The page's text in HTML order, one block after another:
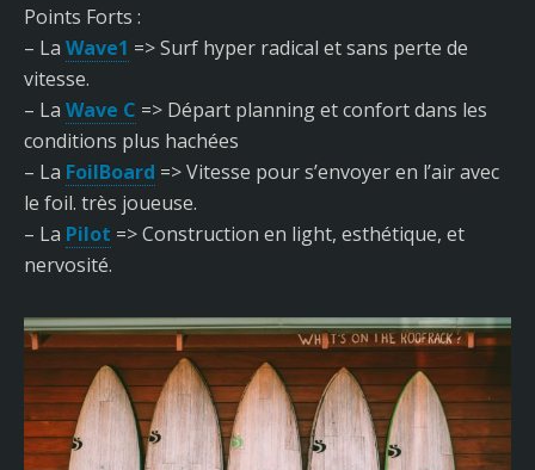
Points Forts :
– La Wave1 => Surf hyper radical et sans perte de
vitesse.
– La Wave C => Départ planning et confort dans les
conditions plus hachées
– La FoilBoard => Vitesse pour s’envoyer en l’air avec
le foil. très joueuse.
– La Pilot => Construction en light, esthétique, et
nervosité.